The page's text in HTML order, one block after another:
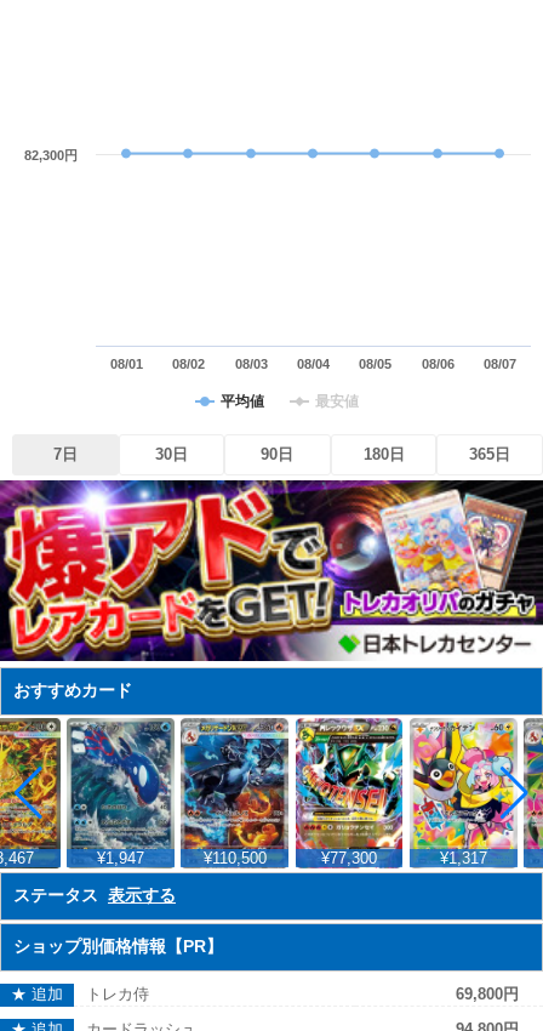
平均値 最安値
08/01 08/02 08/03 08/04 08/05 08/06 08/07
82,300円
7日 30日 90日 180日 365日
おすすめカード
¥1,947 ¥110,500 ¥77,300 ¥1,317
ステータス 表示する
ショップ別価格情報【PR】
★ 追加 トレカ侍
69,800円